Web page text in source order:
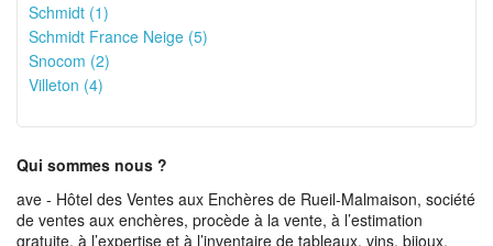
Schmidt (1)
Schmidt France Neige (5)
Snocom (2)
Villeton (4)
Qui sommes nous ?
ave - Hôtel des Ventes aux Enchères de Rueil-Malmaison, société
de ventes aux enchères, procède à la vente, à l’estimation
gratuite, à l’expertise et à l’inventaire de tableaux, vins, bijoux,